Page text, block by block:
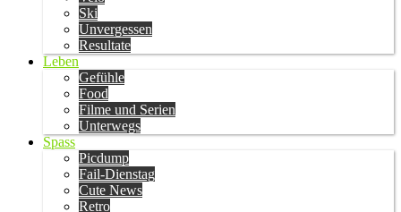
Ski
Unvergessen
Resultate
Leben
Gefühle
Food
Filme und Serien
Unterwegs
Spass
Picdump
Fail-Dienstag
Cute News
Retro